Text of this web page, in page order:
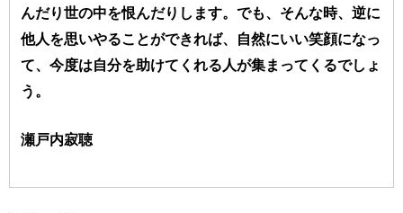
んだり世の中を恨んだりします。でも、そんな時、逆に
他人を思いやることができれば、自然にいい笑顔になっ
て、今度は自分を助けてくれる人が集まってくるでしょ
う。
瀬戸内寂聴